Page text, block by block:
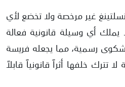
غير مرخصة ولا تخضع لأي
يملك أي وسيلة قانونية فعالة
شكوى رسمية، مما يجعله فريسة
خلفها أثراً قانونياً قابلاً